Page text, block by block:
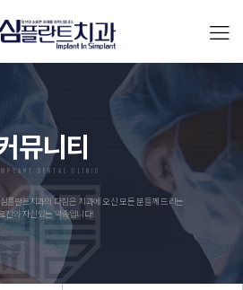
뮤니티
DENTAL CLINIC
플란트치과의 다짐은 치과에 오신 모든 분들께 드리는
진의 자신있는 약속입니다!